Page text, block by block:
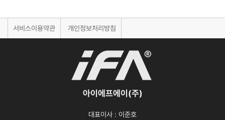
서비스이용약관 개인정보처리방침
아이에프에이(주)
대표이사 : 이준호